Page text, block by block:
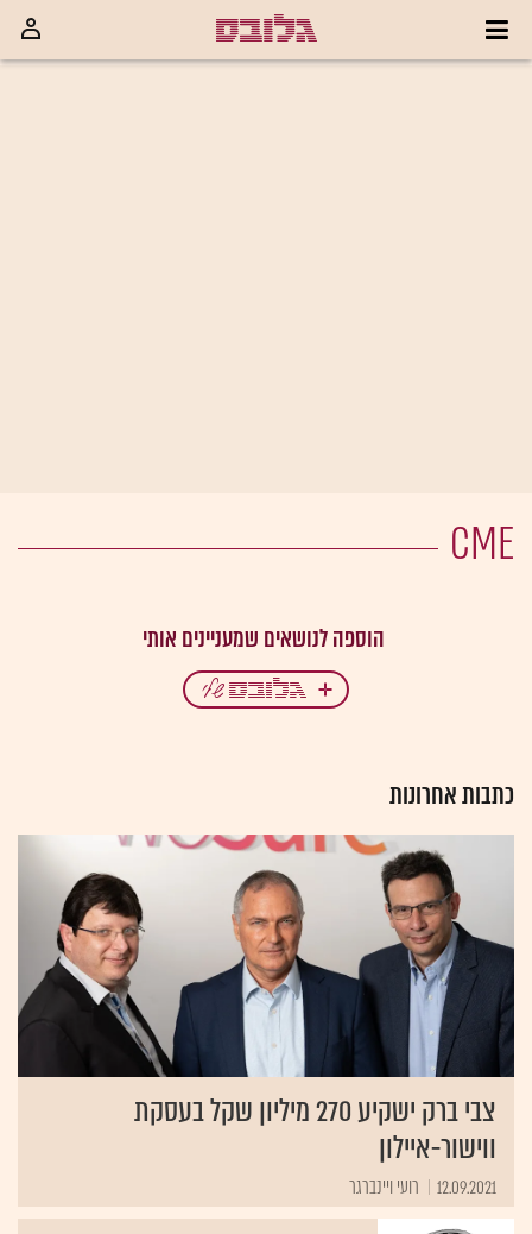
CME
כתבות אחרונות
צבי ברק ישקיע 270 מיליון שקל בעסקת
ווישור-איילון
12.09.2021 רועי ויינברגר